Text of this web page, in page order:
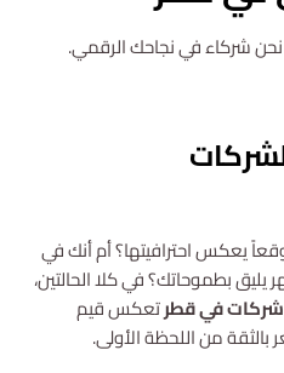
شركاء في نجاحك الرقمي.
يعكس احترافيتها؟ أم أنك في
بطموحاتك؟ في كلا الحالتين،
في قطرتعكس قيم
بالثقة من اللحظة الأولى.